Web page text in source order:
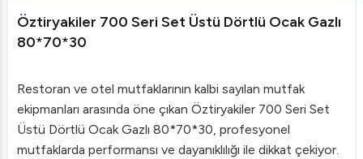
Öztiryakiler 700 Seri Set Üstü Dörtlü Ocak Gazlı
80*70*30
Restoran ve otel mutfaklarının kalbi sayılan mutfak
ekipmanları arasında öne çıkan Öztiryakiler 700 Seri Set
Üstü Dörtlü Ocak Gazlı 80*70*30, profesyonel
mutfaklarda performansı ve dayanıklılığı ile dikkat çekiyor.